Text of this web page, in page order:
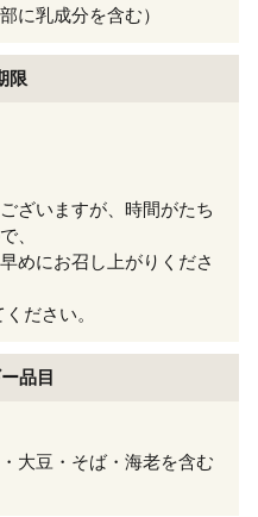
に乳成分を含む）
限
ざいますが、時間がたち
、
めにお召し上がりくださ
ださい。
品目
大豆・そば・海老を含む